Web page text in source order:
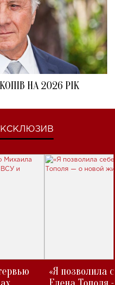
НА 2026 РІК
«Я позволила